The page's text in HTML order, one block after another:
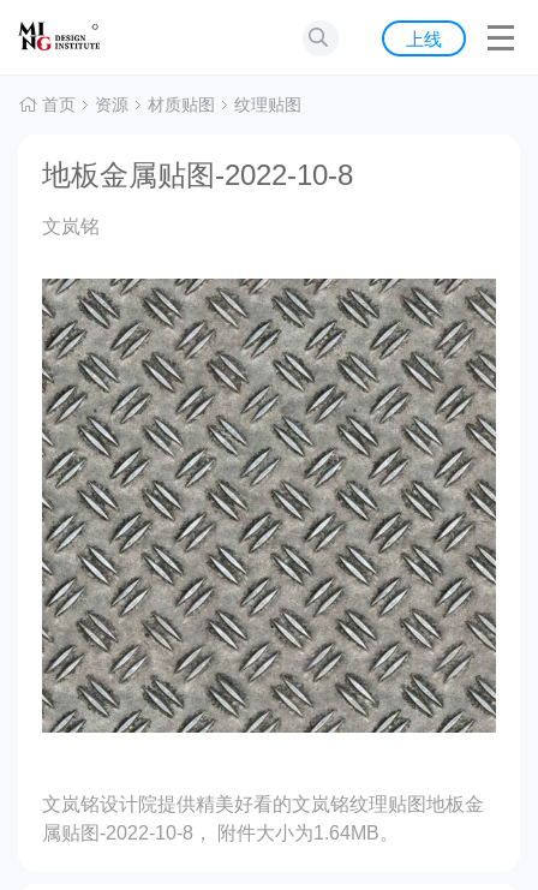
首页
发现
公告
关于我们
上线
首页 资源 材质贴图 纹理贴图
地板金属贴图-2022-10-8
文岚铭
文岚铭设计院提供精美好看的文岚铭纹理贴图地板金
属贴图-2022-10-8， 附件大小为1.64MB。